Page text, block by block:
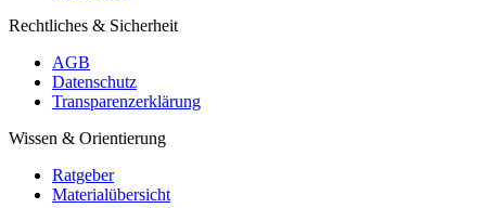
Rechtliches & Sicherheit
AGB
Datenschutz
Transparenzerklärung
Wissen & Orientierung
Ratgeber
Materialübersicht